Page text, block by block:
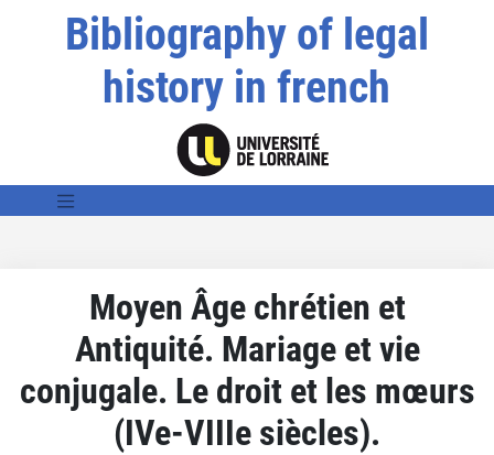
Bibliography of legal
history in french
Moyen Âge chrétien et
Antiquité. Mariage et vie
conjugale. Le droit et les mœurs
(IVe-VIIIe siècles).